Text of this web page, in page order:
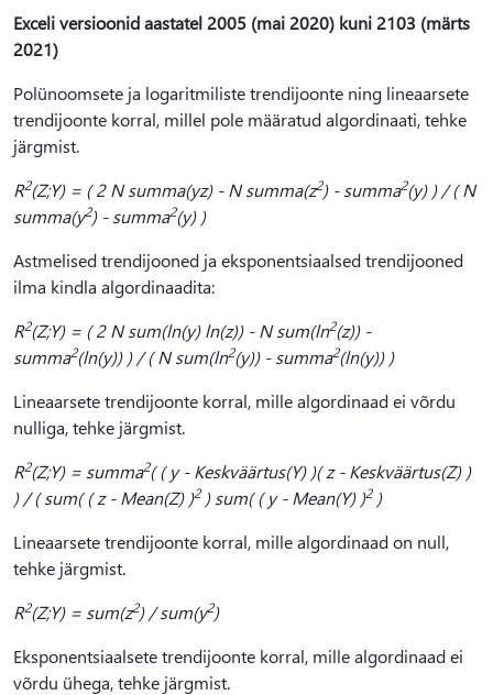
Exceli versioonid aastatel 2005 (mai 2020) kuni 2103 (märts
2021)
Polünoomsete ja logaritmiliste trendijoonte ning lineaarsete
trendijoonte korral, millel pole määratud algordinaati, tehke
järgmist.
R2(Z;Y) = ( 2 N summa(yz) - N summa(z2) - summa2(y) ) / ( N
summa(y2) - summa2(y) )
Astmelised trendijooned ja eksponentsiaalsed trendijooned
ilma kindla algordinaadita:
R2(Z;Y) = ( 2 N sum(ln(y) ln(z)) - N sum(ln2(z)) -
summa2(ln(y)) ) / ( N sum(ln2(y)) - summa2(ln(y)) )
Lineaarsete trendijoonte korral, mille algordinaad ei võrdu
nulliga, tehke järgmist.
R2(Z;Y) = summa2( ( y - Keskväärtus(Y) )( z - Keskväärtus(Z) )
) / ( sum( ( z - Mean(Z) )2) sum( ( y - Mean(Y) )2)
Lineaarsete trendijoonte korral, mille algordinaad on null,
tehke järgmist.
R2(Z;Y) = sum(z2) / sum(y2)
Eksponentsiaalsete trendijoonte korral, mille algordinaad ei
võrdu ühega, tehke järgmist.